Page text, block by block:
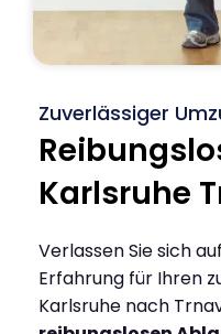
Zuverlässiger
Karlsruhe
Verlassen Sie sich
Erfahrung für Ihren
Karlsruhe nach